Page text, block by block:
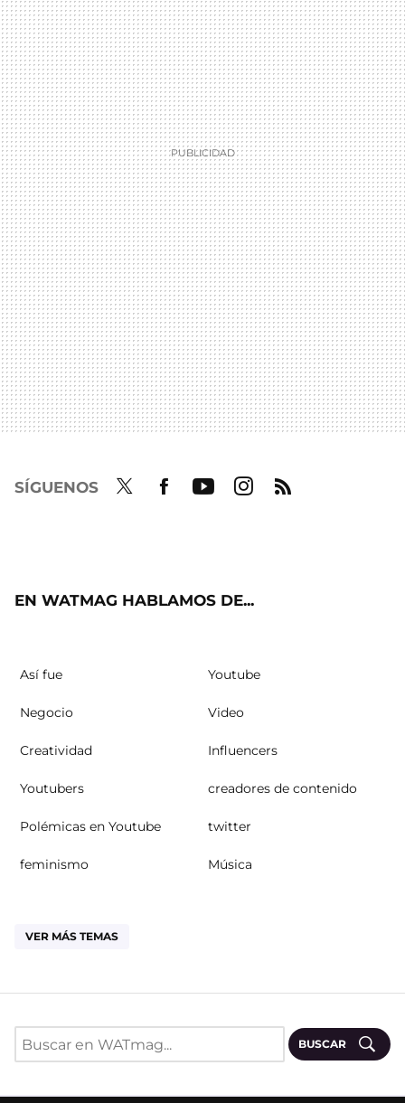
SÍGUENOS
EN WATMAG HABLAMOS DE...
Así fue Youtube
Negocio Video
Creatividad Influencers
Youtubers creadores de contenido
Polémicas en Youtube twitter
feminismo Música
VER MÁS TEMAS
BUSCAR